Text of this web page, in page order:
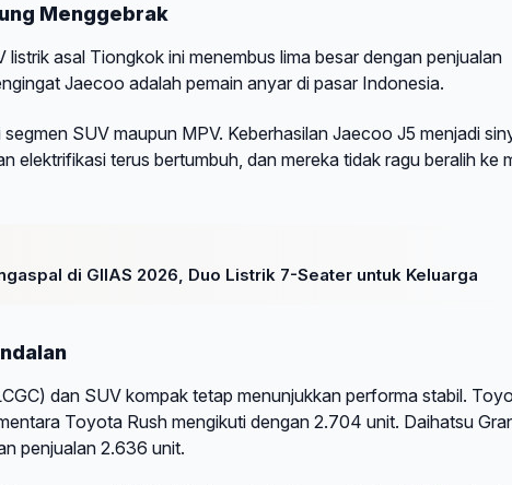
Menggebrak
asal Tiongkok ini menembus lima besar dengan penjualan
Jaecoo adalah pemain anyar di pasar Indonesia.
SUV maupun MPV. Keberhasilan Jaecoo J5 menjadi
elektrifikasi terus bertumbuh, dan mereka tidak ragu beralih ke
di GIIAS 2026, Duo Listrik 7-Seater untuk Keluarga
dan SUV kompak tetap menunjukkan performa stabil.
Toyota Rush mengikuti dengan 2.704 unit. Daihatsu
penjualan 2.636 unit.